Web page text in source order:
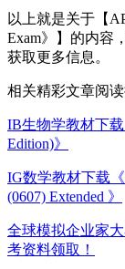
以上就是关于【
Exam》】的内容
获取更多信息。
相关精彩文章阅读
IB生物学教材下载
Edition)》
IG数学教材下载《
(0607) Extended 》
全球模拟企业家
考资料领取！